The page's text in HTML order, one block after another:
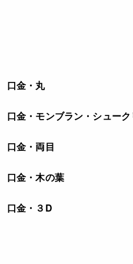
口金・丸
口金・モンブラン・シュー
口金・両目
口金・木の葉
口金・３D